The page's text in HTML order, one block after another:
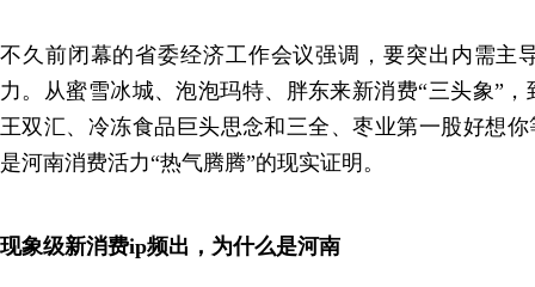
不久前闭幕的省委经济工作会议强调，要突出内需主
力。从蜜雪冰城、泡泡玛特、胖东来新消费“三头象”
王双汇、冷冻食品巨头思念和三全、枣业第一股好想
是河南消费活力“热气腾腾”的现实证明。
现象级新消费ip频出，为什么是河南